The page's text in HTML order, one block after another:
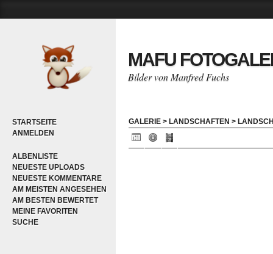
STARTSEITE
ANMELDEN
ALBENLISTE
NEUESTE UPLOADS
NEUESTE KOMMENTARE
AM MEISTEN ANGESEHEN
AM BESTEN BEWERTET
MEINE FAVORITEN
SUCHE
MAFU
Bilder von Manfred Fuchs
GALERIE > LANDSCHAFTEN >